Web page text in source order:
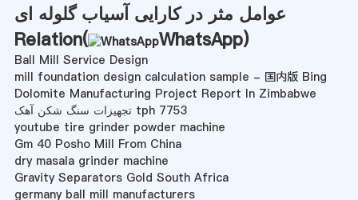
عوامل مثر در کارایی آسیاب گلوله ای
Relation(
WhatsApp)
Ball Mill Service Design
mill foundation design calculation sample - 国内版 Bing
Dolomite Manufacturing Project Report In Zimbabwe
تجهیزات سنگ شکن آهک tph 7753
youtube tire grinder powder machine
Gm 40 Posho Mill From China
dry masala grinder machine
Gravity Separators Gold South Africa
germany ball mill manufacturers